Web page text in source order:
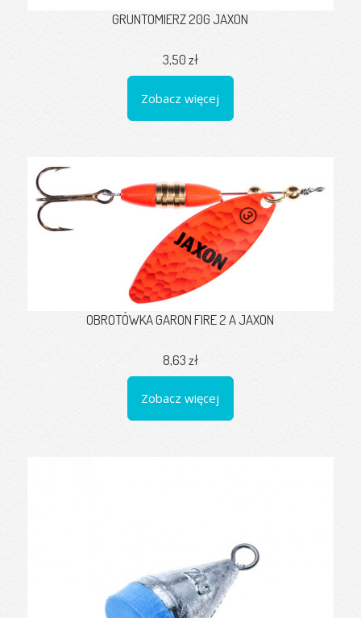
GRUNTOMIERZ 20G JAXON
3,50 zł
Zobacz więcej
OBROTÓWKA GARON FIRE 2 A JAXON
8,63 zł
Zobacz więcej